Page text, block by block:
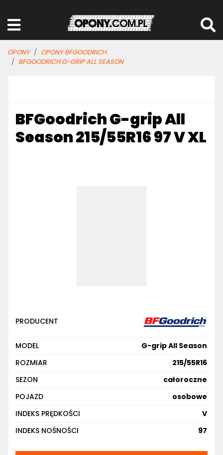
OPONY
OPONY BFGOODRICH
BFGOODRICH G-GRIP ALL SEASON
BFGoodrich G-grip All
Season 215/55R16 97 V XL
PRODUCENT
MODEL
G-grip All Season
ROZMIAR
215/55R16
SEZON
całoroczne
POJAZD
osobowe
INDEKS PRĘDKOŚCI
V
INDEKS NOŚNOŚCI
97